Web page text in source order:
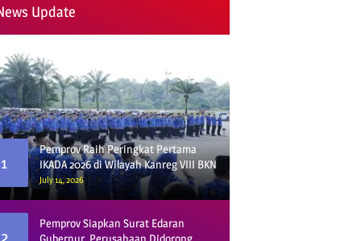
Update
1
Pemprov Raih Peringkat Pertama
IKADA 2026 di Wilayah Kanreg VIII BKN
July 14, 2026
2
Pemprov Siapkan Surat Edaran
Gubernur, Perusahaan Didorong